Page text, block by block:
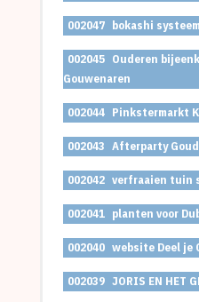
002047 bokashi
002045 Ouderen
Gouwenaren
002044 Pinkstermarkt
002043 Afterparty
002042 verfraaien tuin
002041 planten voor
002040 website Deel je
002039 JORIS EN HET